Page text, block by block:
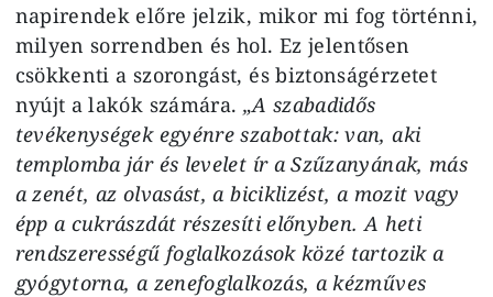
napirendek előre jelzik, mikor mi fog történni,
milyen sorrendben és hol. Ez jelentősen
csökkenti a szorongást, és biztonságérzetet
nyújt a lakók számára. „A szabadidős
tevékenységek egyénre szabottak: van, aki
templomba jár és levelet ír a Szűzanyának, más
a zenét, az olvasást, a biciklizést, a mozit vagy
épp a cukrászdát részesíti előnyben. A heti
rendszerességű foglalkozások közé tartozik a
gyógytorna, a zenefoglalkozás, a kézműves